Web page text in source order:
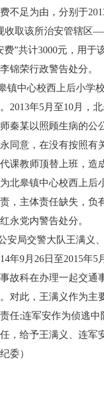
不足为由，分别于
收取该所治安管辖区
费”共计3000元，用于
锦荣行政警告处分。
镇中心校西上后小学
2013年5月至10月，
秦某以照顾生病的公
同意，在没有按照有
课教师顶替上班，造
北皋镇中心校西上后
，主体责任缺失，负
永党内警告处分。
安局交警大队王满义
年9月26日至2015年5
故科在办理一起交通
对此，王满义作为主
任;连军安作为侦逃中
，给予王满义、连军
委）